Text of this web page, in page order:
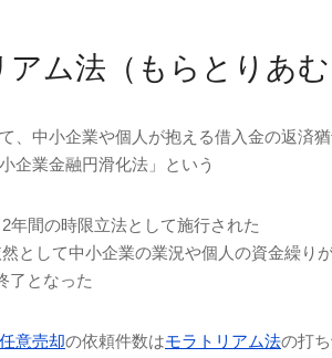
アム法（もらとりあ
、中小企業や個人が抱える借入金の返済
企業金融円滑化法」という
年間の時限立法として施行された
として中小企業の業況や個人の資金繰り
了となった
任意売却の依頼件数はモラトリアム法の打